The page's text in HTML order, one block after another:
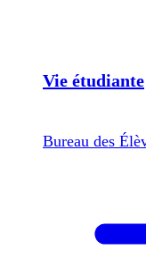
Vie étudiante
Bureau des